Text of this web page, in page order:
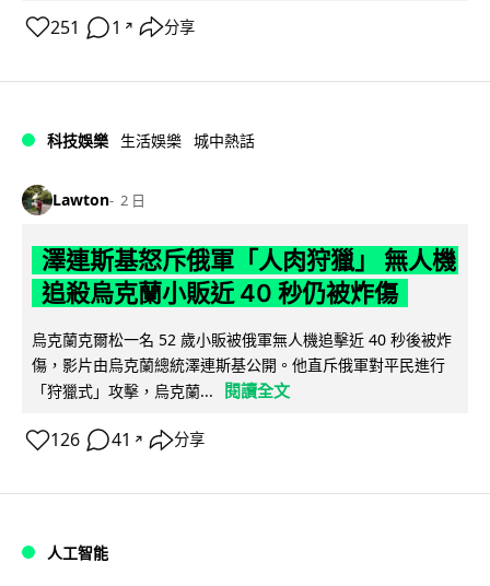
251 1 ↗ 分享
科技娛樂 生活娛樂 城中熱話
Lawton 2 日
澤連斯基怒斥俄軍「人肉狩獵」 無人機
追殺烏克蘭小販近 40 秒仍被炸傷
烏克蘭克爾松一名 52 歲小販被俄軍無人機追擊近 40 秒後被炸
傷，影片由烏克蘭總統澤連斯基公開。他直斥俄軍對平民進行
「狩獵式」攻擊，烏克蘭...
閱讀全文
126 41 ↗ 分享
人工智能